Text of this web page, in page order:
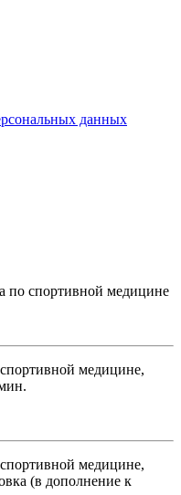
данных
по спортивной медицине
медицине,
медицине,
(в дополнение к